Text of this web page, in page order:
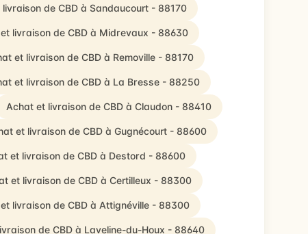
de CBD à Sandaucourt - 88170
livraison de CBD à Midrevaux - 88630
et livraison de CBD à Removille - 88170
et livraison de CBD à La Bresse - 88250
Achat et livraison de CBD à Claudon - 88410
et livraison de CBD à Gugnécourt - 88600
et livraison de CBD à Destord - 88600
et livraison de CBD à Certilleux - 88300
livraison de CBD à Attignéville - 88300
de CBD à Laveline-du-Houx - 88640